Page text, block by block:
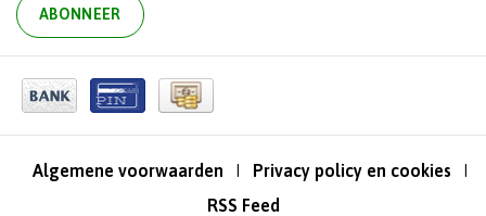
ABONNEER
Algemene voorwaarden Privacy policy en cookies
RSS Feed